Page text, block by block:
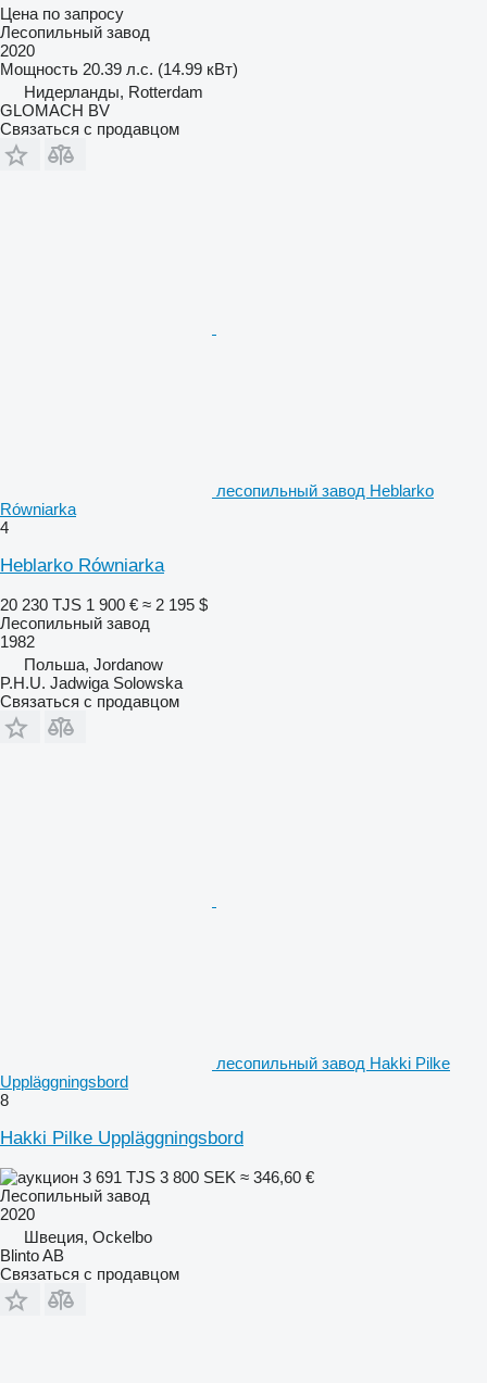
Цена по запросу
Лесопильный завод
2020
Мощность 20.39 л.с. (14.99 кВт)
Нидерланды, Rotterdam
GLOMACH BV
Связаться с продавцом
лесопильный завод Heblarko
Równiarka
4
Heblarko Równiarka
20 230 TJS 1 900 € ≈ 2 195 $
Лесопильный завод
1982
Польша, Jordanow
P.H.U. Jadwiga Solowska
Связаться с продавцом
лесопильный завод Hakki Pilke
Uppläggningsbord
8
Hakki Pilke Uppläggningsbord
3 691 TJS 3 800 SEK ≈ 346,60 €
Лесопильный завод
2020
Швеция, Ockelbo
Blinto AB
Связаться с продавцом